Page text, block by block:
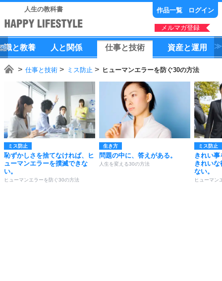
人生の教科書 作品一覧 ログイン
メルマガ登録
識と教養 人 と 関係 仕事と技術 資産と運用
仕事と技術 ミス防止 ヒューマンエラーを防ぐ30の方法
ミス防止
恥ずかしさを捨てなければ、ヒ
ューマンエラーを撲滅できな
い。
ヒューマンエラーを防ぐ30の方法
生き方
問題の中に、答えがある。
人生を変える30の方法
ミス防止
きれい
きれい
ない。
ヒューマン